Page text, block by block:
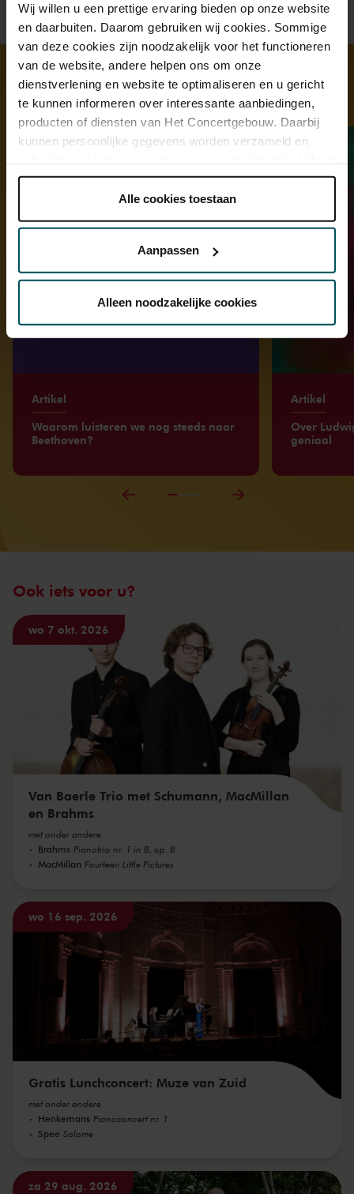
Wij willen u een prettige ervaring bieden op onze website
en daarbuiten. Daarom gebruiken wij cookies. Sommige
van deze cookies zijn noodzakelijk voor het functioneren
van de website, andere helpen ons om onze
dienstverlening en website te optimaliseren en u gericht
te kunnen informeren over interessante aanbiedingen,
producten of diensten van Het Concertgebouw. Daarbij
kunnen persoonlijke gegevens worden verzameld en
onder 'aanpassen' zelf welke cookies wij mogen
Lees onze cookieverklaring hier. Lees onze
Via decookieverklaringop onze website kunt u uw
Alle cookies toestaan
Aanpassen
Alleen noodzakelijke cookies
Ontdek meer
Artikel
Waarom luisteren we nog steeds naar
Beethoven?
Artikel
Over
geniaal
Ook iets voor u?
wo 7 okt. 2026
Van Baerle Trio met Schumann, MacMillan
en Brahms
met onder andere
Brahms Pianotrio nr. 1 in B, op. 8
MacMillan Fourteen Little Pictures
wo 16 sep. 2026
Gratis Lunchconcert: Muze van Zuid
met onder andere
Henkemans Pianoconcert nr. 1
Spee Salome
za 29 aug. 2026